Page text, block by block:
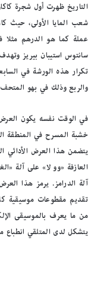
التاريخ ظهرت أول شجرة
شعب المايا الأولى، حيث
عملة كما هو الدرهم
سانتوس استيبان بيريز
تكرار هذه الورشة في
والربع وذلك في بهو
في الوقت نفسه يكون
خشبة المسرح في المنطقة
يتضمن هذا العرض الأدائي
العازفة «وو لا» على آلة
آلة الدرامز. يرمز هذا
تقديم مقطوعات موسيقية
من ما يعرف بالموسيقى
يتشكل لدى المتلقي انطباع